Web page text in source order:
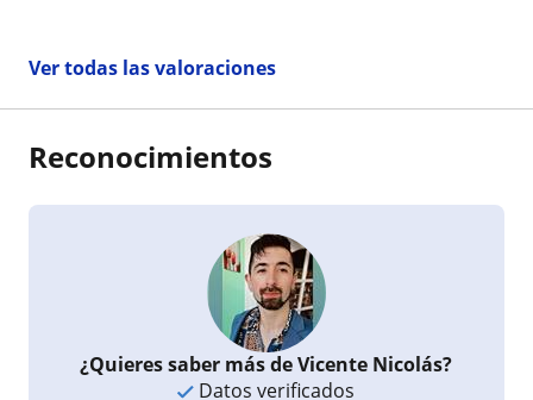
Ver todas las valoraciones
Reconocimientos
¿Quieres saber más de Vicente Nicolás?
Datos verificados